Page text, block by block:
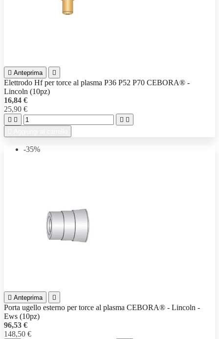
 Anteprima 
Elettrodo Hf per torce al plasma P36 P52 P70 CEBORA® -
Lincoln (10pz)
16,84 €
25,90 €
   
-35%
 Anteprima 
Porta ugello esterno per torce al plasma CEBORA® - Lincoln -
Ews (10pz)
96,53 €
148,50 €